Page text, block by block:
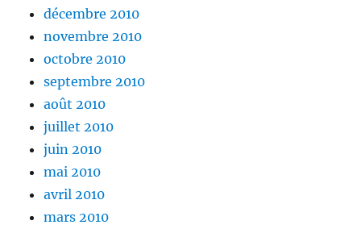
décembre 2010
novembre 2010
octobre 2010
septembre 2010
août 2010
juillet 2010
juin 2010
mai 2010
avril 2010
mars 2010